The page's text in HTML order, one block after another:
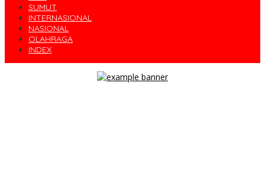
SUMUT
INTERNASIONAL
NASIONAL
OLAHRAGA
INDEX